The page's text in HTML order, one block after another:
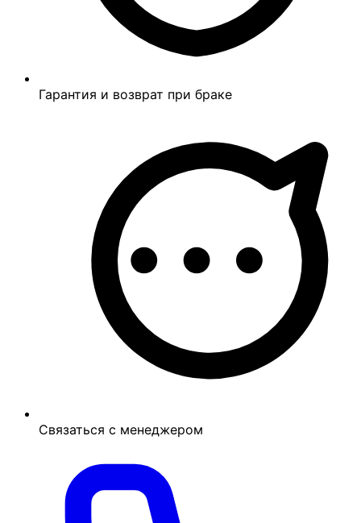
Гарантия и возврат при браке
Связаться с менеджером